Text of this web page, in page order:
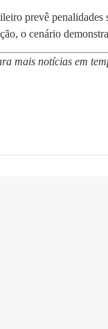
prevê penalidades
o cenário
mais notícias em